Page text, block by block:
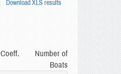
Download XLS results
Coeff.
Number of
Boats